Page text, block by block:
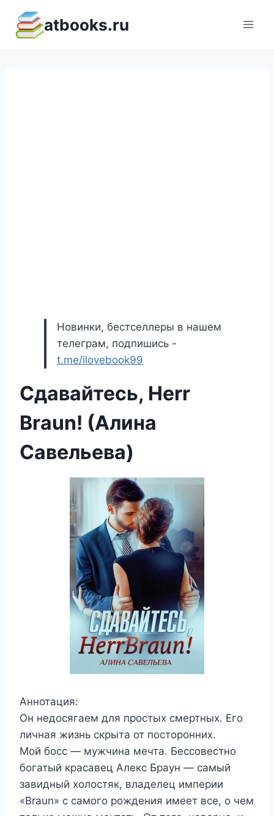
содержимому
atbooks.ru
Новинки, бестселлеры в нашем
телеграм, подпишись -
t.me/ilovebook99
Сдавайтесь, Herr
Braun! (Алина
Савельева)
Аннотация:
Он недосягаем для простых смертных. Его
личная жизнь скрыта от посторонних.
Мой босс — мужчина мечта. Бессовестно
богатый красавец Алекс Браун — самый
завидный холостяк, владелец империи
«Braun» с самого рождения имеет все, о чем